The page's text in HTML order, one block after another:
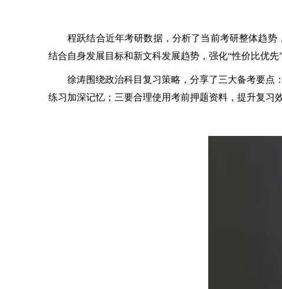
程跃结合近年考研数据，分析了当前考研整体趋
结合自身发展目标和新文科发展趋势，强化“性价比优先
徐涛围绕政治科目复习策略，分享了三大备考要点
练习加深记忆；三要合理使用考前押题资料，提升复习